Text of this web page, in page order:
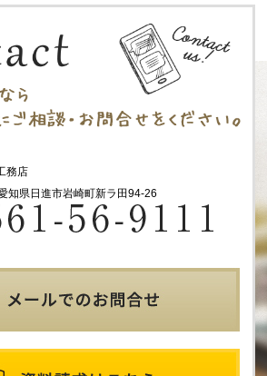
務店
県日進市岩崎町新ラ田94-26